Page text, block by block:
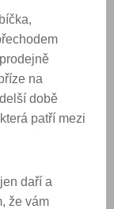
,
na
době
patří mezi
daří a
že vám